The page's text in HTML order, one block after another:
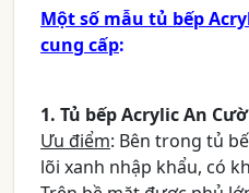
Một số mẫu tủ bếp
cung cấp:
1. Tủ bếp Acrylic An
Ưu điểm: Bên trong tủ
lõi xanh nhập khẩu, có